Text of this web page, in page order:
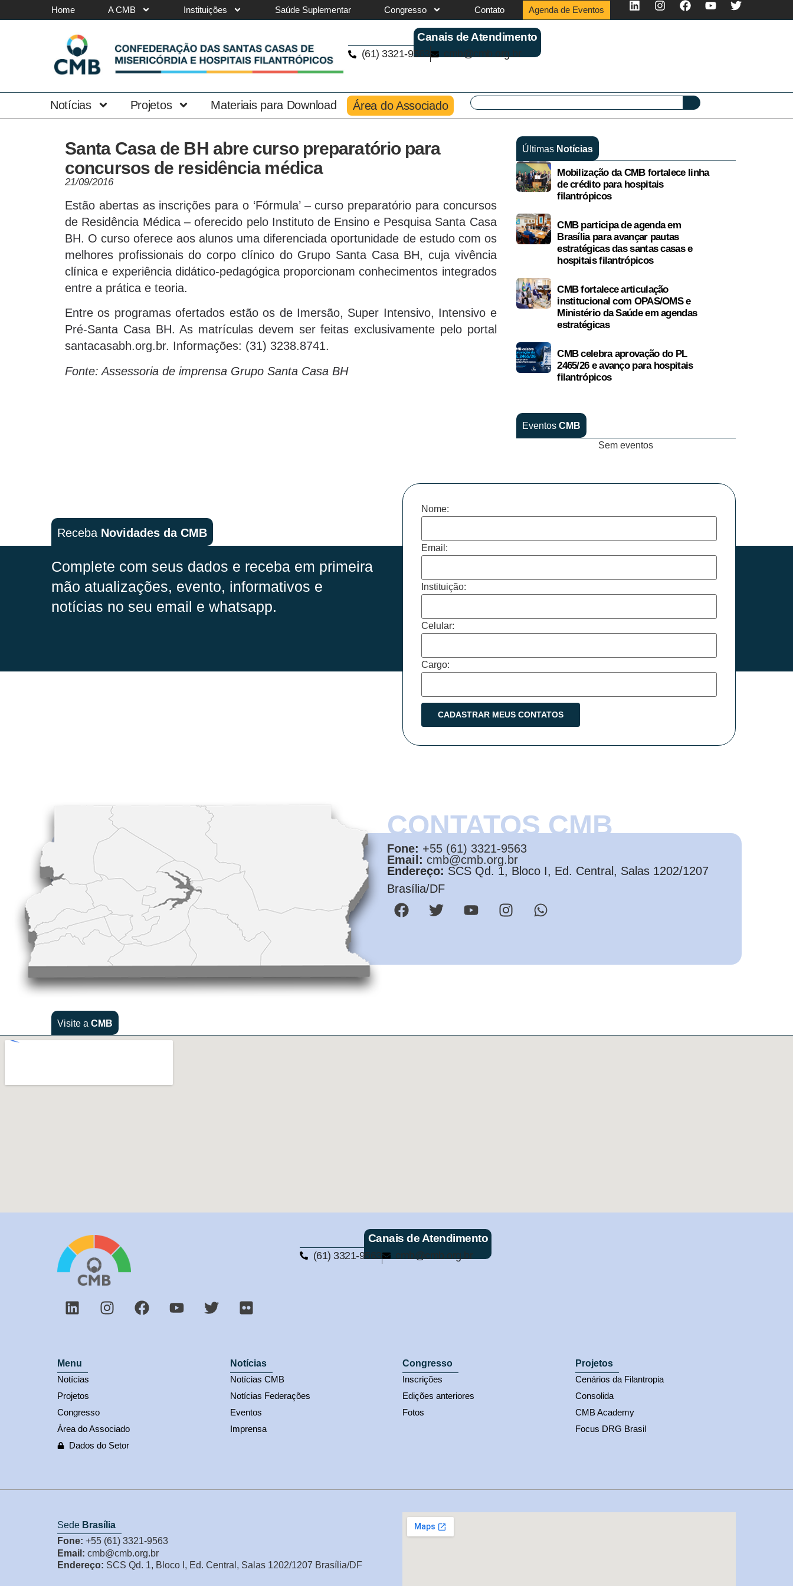
Home A CMB Instituições Saúde Suplementar Congresso Contato Agenda de Eventos
Canais de Atendimento
(61) 3321-9563 cmb@cmb.org.br
Notícias Projetos Materiais para Download Área do Associado
Santa Casa de BH abre curso preparatório para
concursos de residência médica
21/09/2016
Estão abertas as inscrições para o ‘Fórmula’ – curso preparatório para concursos
de Residência Médica – oferecido pelo Instituto de Ensino e Pesquisa Santa Casa
BH. O curso oferece aos alunos uma diferenciada oportunidade de estudo com os
melhores profissionais do corpo clínico do Grupo Santa Casa BH, cuja vivência
clínica e experiência didático-pedagógica proporcionam conhecimentos integrados
entre a prática e teoria.
Entre os programas ofertados estão os de Imersão, Super Intensivo, Intensivo e
Pré-Santa Casa BH. As matrículas devem ser feitas exclusivamente pelo portal
santacasabh.org.br. Informações: (31) 3238.8741.
Fonte: Assessoria de imprensa Grupo Santa Casa BH
Últimas Notícias
Mobilização da CMB fortalece linha
de crédito para hospitais
filantrópicos
CMB participa de agenda em
Brasília para avançar pautas
estratégicas das santas casas e
hospitais filantrópicos
CMB fortalece articulação
institucional com OPAS/OMS e
Ministério da Saúde em agendas
estratégicas
CMB celebra aprovação do PL
2465/26 e avanço para hospitais
filantrópicos
Eventos CMB
Sem eventos
Receba Novidades da CMB
Complete com seus dados e receba em primeira
mão atualizações, evento, informativos e
notícias no seu email e whatsapp.
Nome:
Email:
Instituição:
Celular:
Cargo:
CONTATOS CMB
Fone: +55 (61) 3321-9563
Email: cmb@cmb.org.br
Endereço: SCS Qd. 1, Bloco I, Ed. Central, Salas 1202/1207
Brasília/DF
Visite a CMB
Canais de Atendimento
(61) 3321-9563 cmb@cmb.org.br
Menu
Notícias
Projetos
Congresso
Área do Associado
Dados do Setor
Notícias
Notícias CMB
Notícias Federações
Eventos
Imprensa
Congresso
Inscrições
Edições anteriores
Fotos
Projetos
Cenários da Filantropia
Consolida
CMB Academy
Focus DRG Brasil
Sede Brasília
Fone: +55 (61) 3321-9563
Email: cmb@cmb.org.br
Endereço: SCS Qd. 1, Bloco I, Ed. Central, Salas 1202/1207 Brasília/DF